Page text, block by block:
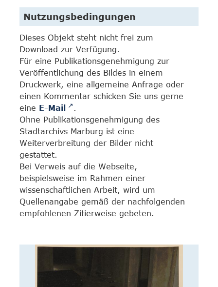
Nutzungsbedingungen
Dieses Objekt steht nicht frei zum
Download zur Verfügung.
Für eine Publikationsgenehmigung zur
Veröffentlichung des Bildes in einem
Druckwerk, eine allgemeine Anfrage oder
einen Kommentar schicken Sie uns gerne
eine E-Mail
.
Ohne Publikationsgenehmigung des
Stadtarchivs Marburg ist eine
Weiterverbreitung der Bilder nicht
gestattet.
Bei Verweis auf die Webseite,
beispielsweise im Rahmen einer
wissenschaftlichen Arbeit, wird um
Quellenangabe gemäß der nachfolgenden
empfohlenen Zitierweise gebeten.